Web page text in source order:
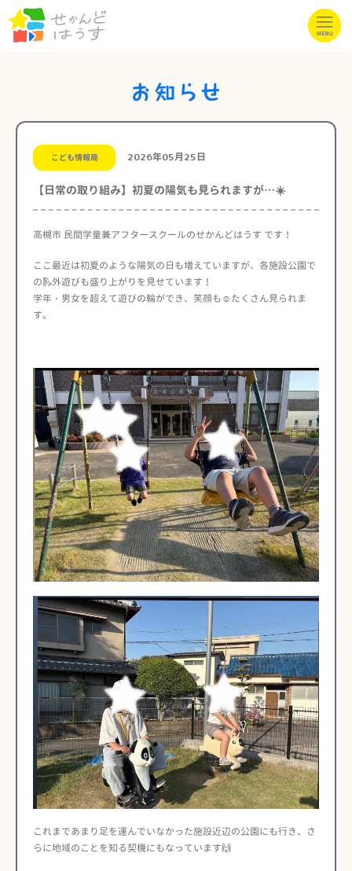
こども情報局 2026年05月25日
【日常の取り組み】初夏の陽気も見られますが…☀️
高槻市 民間学童兼アフタースクールのせかんどはうす です！
ここ最近は初夏のような陽気の日も増えていますが、各施設公園で
の🛝外遊びも盛り上がりを見せています！
学年・男女を超えて遊びの輪ができ、笑顔も☺️たくさん見られま
す。
これまであまり足を運んでいなかった施設近辺の公園にも行き、さ
らに地域のことを知る契機にもなっています🙌